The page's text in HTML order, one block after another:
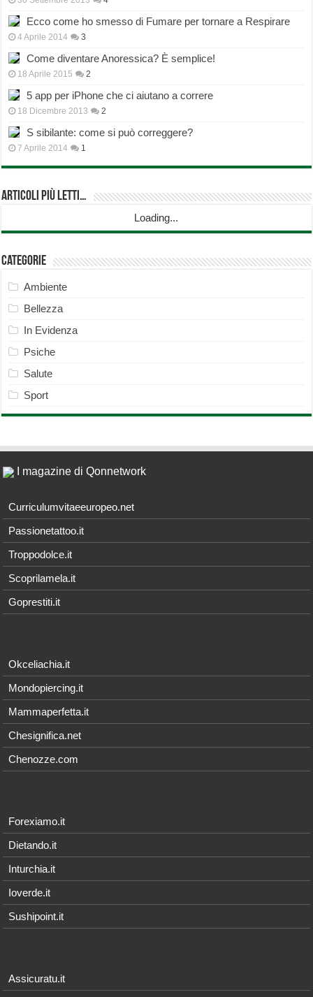
Ecco come ho smesso di Fumare per tornare a Respirare
4 Aprile 2014 3
Come diventare Anoressica? È semplice!
18 Aprile 2015 2
5 app per iPhone che ci aiutano a correre
18 Dicembre 2013 2
S sibilante: come si può correggere?
7 Aprile 2014 1
Articoli più Letti…
Loading...
Categorie
Ambiente
Bellezza
In Evidenza
Psiche
Salute
Sport
I magazine di Qonnetwork
Curriculumvitaeeuropeo.net
Passionetattoo.it
Troppodolce.it
Scoprilamela.it
Goprestiti.it
Okceliachia.it
Mondopiercing.it
Mammaperfetta.it
Chesignifica.net
Chenozze.com
Forexiamo.it
Dietando.it
Inturchia.it
Ioverde.it
Sushipoint.it
Assicuratu.it